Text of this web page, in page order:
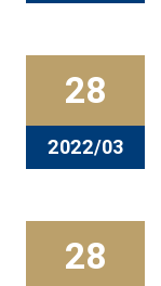
28
2022/03
28